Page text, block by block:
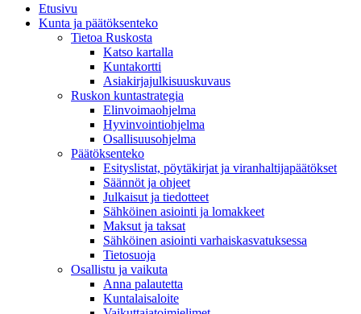
Etusivu
Kunta ja päätöksenteko
Tietoa Ruskosta
Katso kartalla
Kuntakortti
Asiakirjajulkisuuskuvaus
Ruskon kuntastrategia
Elinvoimaohjelma
Hyvinvointiohjelma
Osallisuusohjelma
Päätöksenteko
Esityslistat, pöytäkirjat ja viranhaltijapäätökset
Säännöt ja ohjeet
Julkaisut ja tiedotteet
Sähköinen asiointi ja lomakkeet
Maksut ja taksat
Sähköinen asiointi varhaiskasvatuksessa
Tietosuoja
Osallistu ja vaikuta
Anna palautetta
Kuntalaisaloite